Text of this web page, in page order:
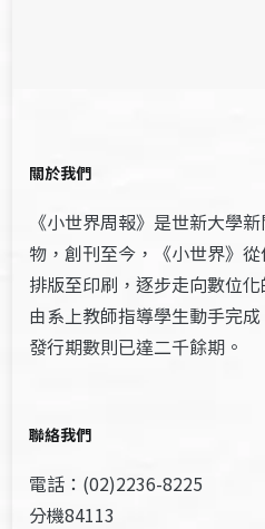
關於我們
《小世界周報》是世新大學
物，創刊至今，《小世界》
排版至印刷，逐步走向數位
由系上教師指導學生動手完
發行期數則已達二千餘期。
聯絡我們
電話：(02)2236-8225
分機84113